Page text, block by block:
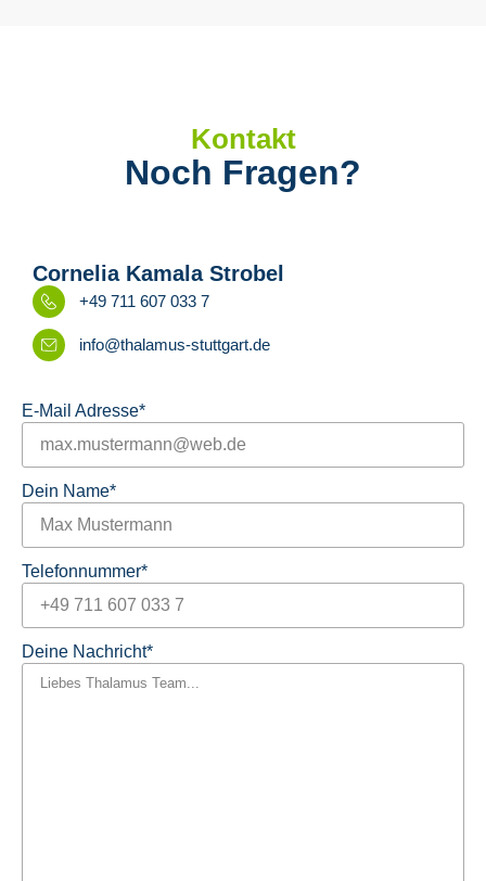
Kontakt
Noch Fragen?
Cornelia Kamala Strobel
+49 711 607 033 7
info@thalamus-stuttgart.de
E-Mail Adresse*
Dein Name*
Telefonnummer*
Deine Nachricht*